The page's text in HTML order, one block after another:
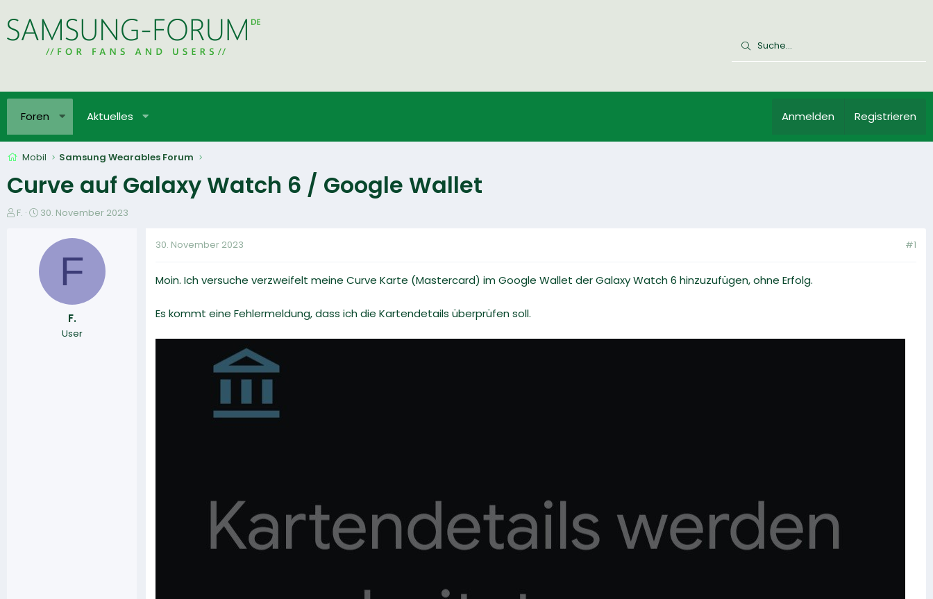
Foren Aktuelles Anmelden Registrieren
Mobil Samsung Wearables Forum
Curve auf Galaxy Watch 6 / Google Wallet
E
F.
E
e
l
30. November 2023
F
F.
User
30. November 2023 #1
Moin. Ich versuche verzweifelt meine Curve Karte (Mastercard) im Google Wallet der Galaxy Watch 6 hinzuzufügen, ohne Erfolg.
Es kommt eine Fehlermeldung, dass ich die Kartendetails überprüfen soll.